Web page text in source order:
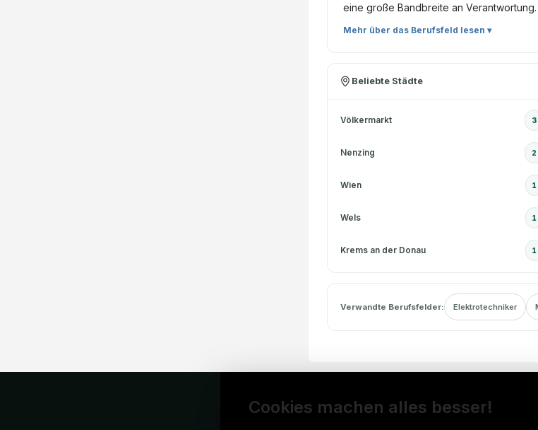
eine große Bandbreite an Verantwortung.
Mehr über das Berufsfeld lesen ▾
Beliebte Städte
Völkermarkt 3
Nenzing 2
Wien 1
Wels 1
Krems an der Donau 1
Verwandte Berufsfelder: Elektrotechniker
Cookies machen alles besser!